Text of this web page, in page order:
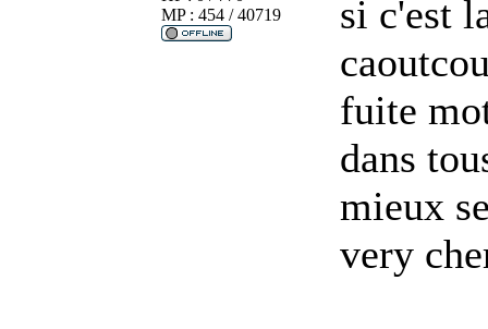
MP : 454 / 40719
si c'est
fuite
dans
mieux
very